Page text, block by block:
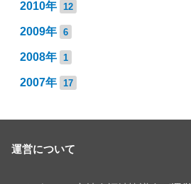
2010年 12
2009年 6
2008年 1
2007年 17
運営について